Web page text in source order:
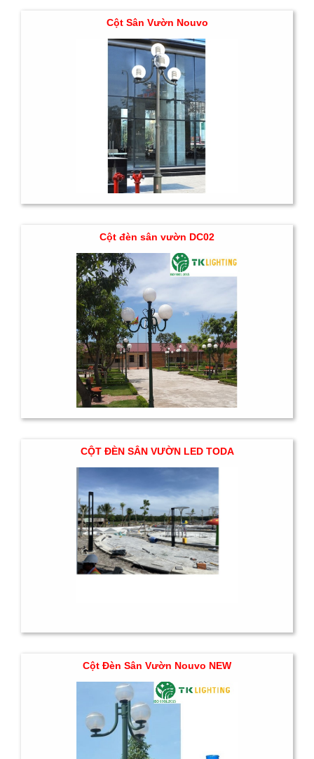
Cột Sân Vườn Nouvo
Cột đèn sân vườn DC02
CỘT ĐÈN SÂN VƯỜN LED TODA
Cột Đèn Sân Vườn Nouvo NEW